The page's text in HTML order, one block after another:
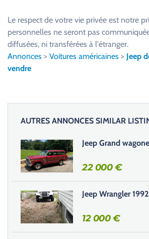
e
s
e
r
c
e
c
h
a
m
Le respect de votre vie privée est notre
personnelles ne seront pas
diffusées, ni transférées à l'étranger.
Annonces > Voitures américaines > Jeep
vendre
AUTRES ANNONCES SIMILAR
Jeep Grand
22 000€
Jeep Wrangler 1992
12 000€